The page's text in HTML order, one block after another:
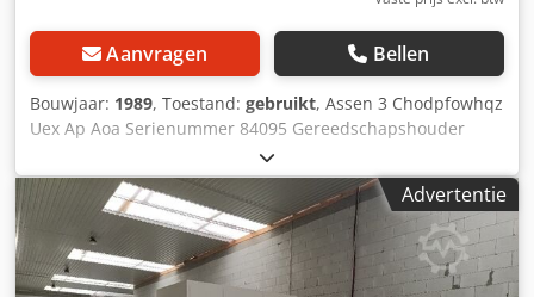
Aanvragen Bellen
Bouwjaar: 1989, Toestand: gebruikt, Assen 3 Chodpfowhqz
Uex Ap Aoa Serienummer 84095 Gereedschapshouder
BT40 Gereedschapsstations 12 Tafelklembereik 1300 x 400
mm Aantal sleuven: 3 T-sleuven T-gleuven - breedte 18
mm FANUC-besturing Afmetingen ca. 3000 x 2500 x 2500
Advertentie